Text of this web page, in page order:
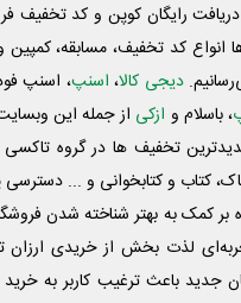
رایگان کوپن و کد تخفیف
کد تخفیف، مسابقه، کمپین
دیجی کالا، اسنپ، اسنپ
، باسلام و ازکی از جمله این
تخفیف ها در گروه تاکسی
کتاب و کتابخوانی و ... دسترسی
بر کمک به بهتر شناخته شدن
لذت بخش از خریدی
جدید باعث ترغیب کاربر به